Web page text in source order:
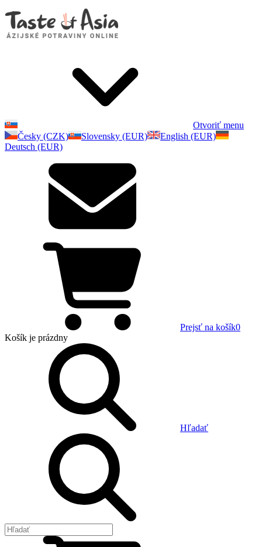
Otvoriť menu
Česky (CZK)
Slovensky (EUR)
English (EUR)
Deutsch (EUR)
Prejsť na košík0
Košík je prázdny
Hľadať